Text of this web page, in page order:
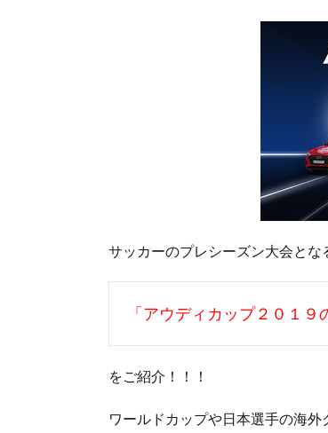
サッカーのプレシーズン大会とな
「アウディカップ２０１９
をご紹介！！！
ワールドカップや日本選手の海